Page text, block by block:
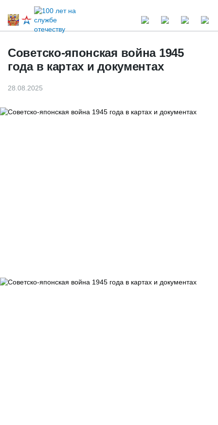
Советско-японская война 1945
года в картах и документах
28.08.2025